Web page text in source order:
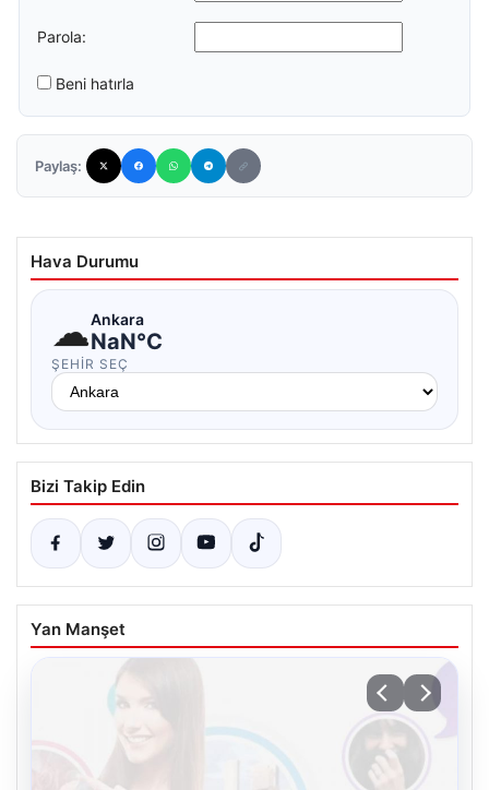
Parola:
Beni hatırla
Paylaş:
Hava Durumu
☁Ankara
NaN°C
ŞEHIR SEÇ
Bizi Takip Edin
Yan Manşet